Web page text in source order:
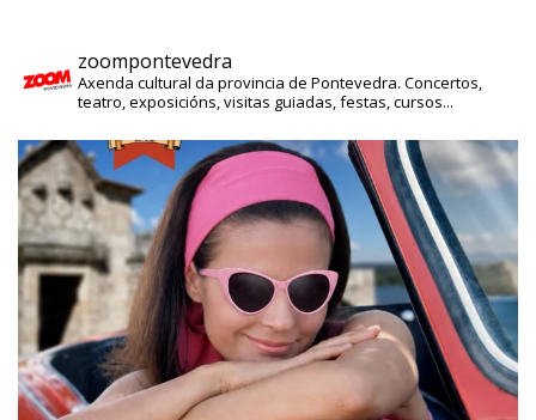
zoompontevedra
Axenda cultural da provincia de Pontevedra. Concertos,
teatro, exposicións, visitas guiadas, festas, cursos...